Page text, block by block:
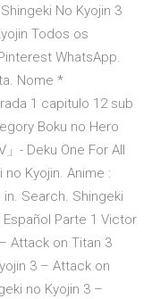
No Kyojin 3
Todos os
WhatsApp.
Nome *
1 capitulo 12 sub
Boku no Hero
- Deku One For All
no Kyojin. Anime :
Search. Shingeki
Parte 1 Victor
Attack on Titan 3
3 – Attack on
no Kyojin 3 –